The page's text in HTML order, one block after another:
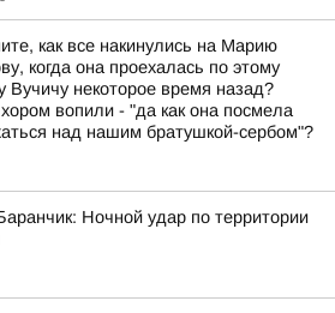
как все накинулись на Марию
когда она проехалась по этому
Вучичу некоторое время назад?
вопили - "да как она посмела
над нашим братушкой-сербом"?
Ночной удар по территории